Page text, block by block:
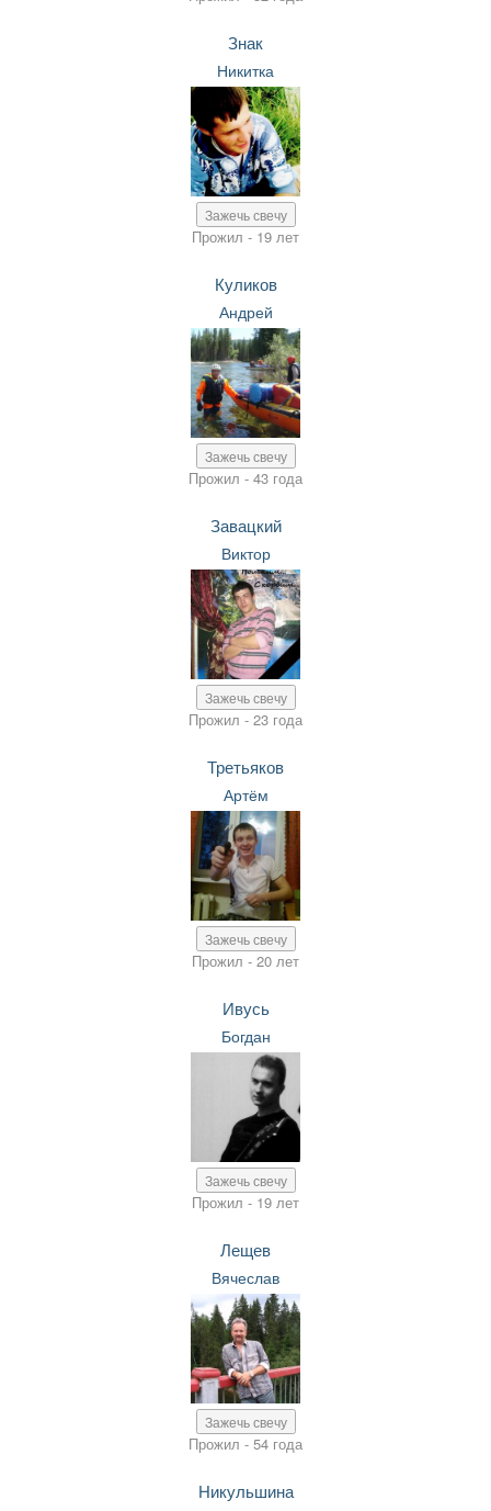
Знак
Никитка
Зажечь свечу
Прожил - 19 лет
Куликов
Андрей
Зажечь свечу
Прожил - 43 года
Завацкий
Виктор
Зажечь свечу
Прожил - 23 года
Третьяков
Артём
Зажечь свечу
Прожил - 20 лет
Ивусь
Богдан
Зажечь свечу
Прожил - 19 лет
Лещев
Вячеслав
Зажечь свечу
Прожил - 54 года
Никульшина